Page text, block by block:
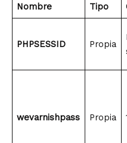
Nombre Tipo
PHPSESSID Propia
wevarnishpass Propia